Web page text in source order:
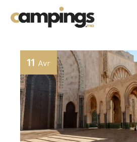
the
content
11 Avr